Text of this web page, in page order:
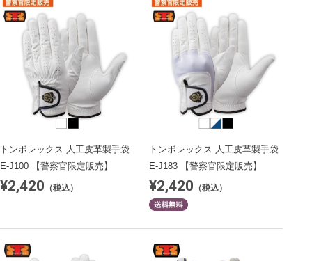
トンボレックス 人工皮革製手袋
E-J100 【警察官限定販売】
¥2,420 （税込）
トンボレックス 人工皮革製手袋
E-J183 【警察官限定販売】
¥2,420 （税込）